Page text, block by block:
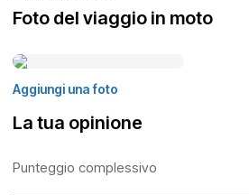
Foto del viaggio in moto
Aggiungi una foto
La tua opinione
Punteggio complessivo